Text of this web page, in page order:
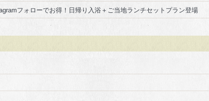
フォローでお得！日帰り入浴＋ご当地ランチセットプラン登場